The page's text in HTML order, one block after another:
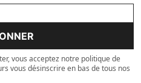
vous acceptez notre politique de
vous désinscrire en bas de tous nos